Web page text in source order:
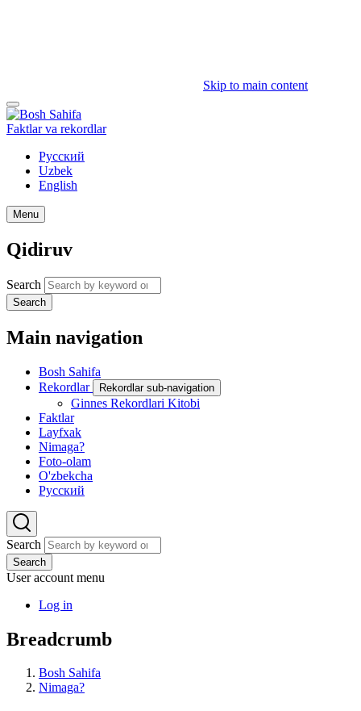
Skip to main content
Faktlar va rekordlar
Русский
Uzbek
English
Menu
Qidiruv
Search
Search
Main navigation
Bosh Sahifa
Rekordlar
Rekordlar sub-navigation
Ginnes Rekordlari Kitobi
Faktlar
Layfxak
Nimaga?
Foto-olam
O'zbekcha
Русский
Search
Search
User account menu
Log in
Breadcrumb
Bosh Sahifa
Nimaga?